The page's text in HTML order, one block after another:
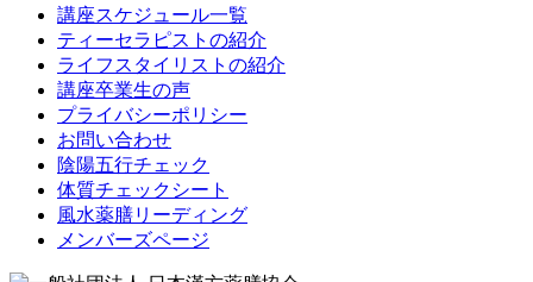
講座スケジュール一覧
ティーセラピストの紹介
ライフスタイリストの紹介
講座卒業生の声
プライバシーポリシー
お問い合わせ
陰陽五行チェック
体質チェックシート
風水薬膳リーディング
メンバーズページ